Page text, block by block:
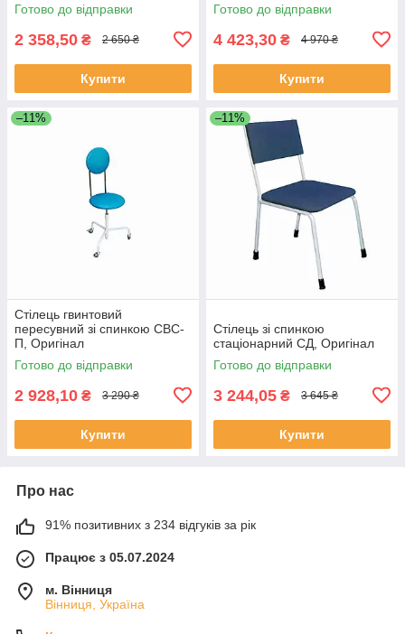
Готово до відправки
2 358,50 ₴ 2 650 ₴
Купити
Готово до відправки
4 423,30 ₴ 4 970 ₴
Купити
–11%
Стілець гвинтовий
пересувний зі спинкою СВС-
П, Оригінал
Готово до відправки
2 928,10 ₴ 3 290 ₴
Купити
–11%
Стілець зі спинкою
стаціонарний СД, Оригінал
Готово до відправки
3 244,05 ₴ 3 645 ₴
Купити
Про нас
91% позитивних з 234 відгуків за рік
Працює з 05.07.2024
м. Вінниця
Вінниця, Україна